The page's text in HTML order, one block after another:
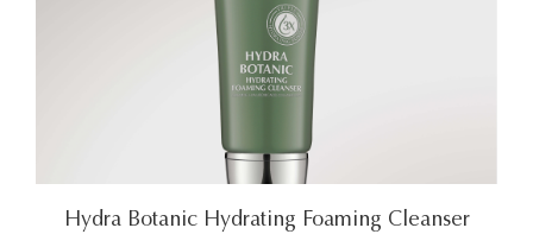
Hydra Botanic Hydrating Foaming Cleanser